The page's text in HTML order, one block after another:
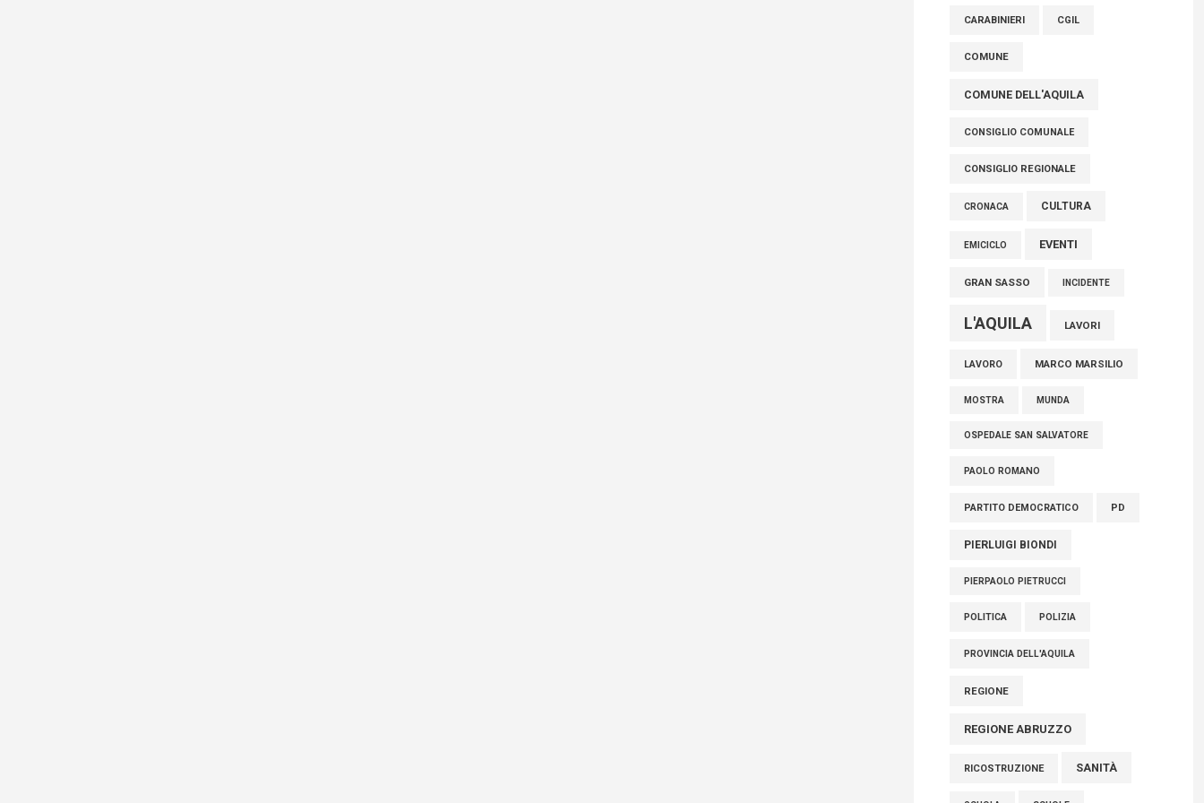
tra cui molti abruzzesi"
06 Agosto 2026
CARABINIERI CGIL
COMUNE
COMUNE DELL'AQUILA
CONSIGLIO COMUNALE
CONSIGLIO REGIONALE
CRONACA CULTURA
EMICICLO EVENTI
GRAN SASSO INCIDENTE
L'AQUILA LAVORI
LAVORO MARCO MARSILIO
MOSTRA MUNDA
OSPEDALE SAN SALVATORE
PAOLO ROMANO
PARTITO DEMOCRATICO PD
PIERLUIGI BIONDI
PIERPAOLO PIETRUCCI
POLITICA POLIZIA
PROVINCIA DELL'AQUILA
REGIONE
REGIONE ABRUZZO
RICOSTRUZIONE SANITÀ